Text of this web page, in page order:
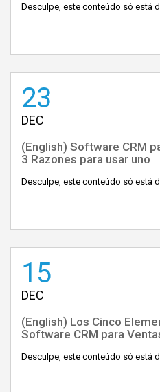
Desculpe, este conteúdo só está
23
DEC
(English) Software CRM
3 Razones para usar uno
Desculpe, este conteúdo só está
15
DEC
(English) Los Cinco
Software CRM para
Desculpe, este conteúdo só está